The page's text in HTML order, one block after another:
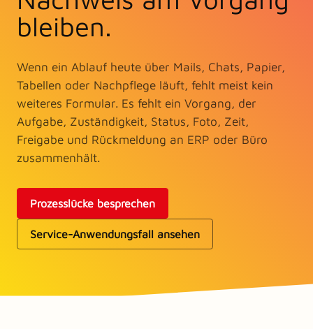
bleiben.
Wenn ein Ablauf heute über Mails, Chats, Papier,
Tabellen oder Nachpflege läuft, fehlt meist kein
weiteres Formular. Es fehlt ein Vorgang, der
Aufgabe, Zuständigkeit, Status, Foto, Zeit,
Freigabe und Rückmeldung an ERP oder Büro
zusammenhält.
Prozesslücke besprechen
Service-Anwendungsfall ansehen